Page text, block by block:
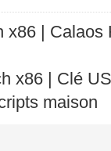
x86 |
x86 | Clé
maison